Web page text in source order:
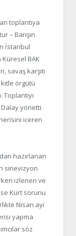
toplantiya
– Barışın
İstanbul
Küresel BAK
savaş karşıtı
örgütü
yönetti.
iceren
hazırlanan
sinevizyon
izlenen ve
Kürt sorunu
Nisan ayi
yapma
söz